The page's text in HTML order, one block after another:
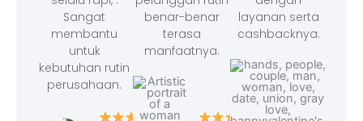
Sangat
membantu
untuk
kebutuhan rutin
perusahaan.
benar-benar
terasa
manfaatnya.
layanan serta
cashbacknya.